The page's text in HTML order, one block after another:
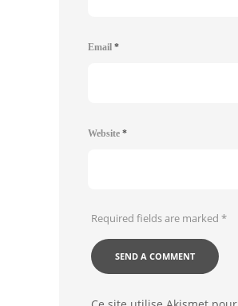
Email *
Website *
Required fields are marked *